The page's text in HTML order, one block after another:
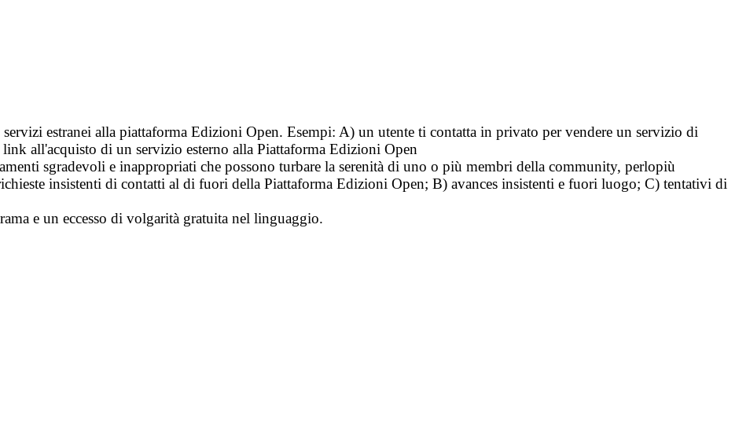
estranei alla piattaforma Edizioni Open. Esempi: A) un utente ti contatta in privato per vendere un servizio di
all'acquisto di un servizio esterno alla Piattaforma Edizioni Open
sgradevoli e inappropriati che possono turbare la serenità di uno o più membri della community, perlopiù
insistenti di contatti al di fuori della Piattaforma Edizioni Open; B) avances insistenti e fuori luogo; C) tentativi di
e un eccesso di volgarità gratuita nel linguaggio.